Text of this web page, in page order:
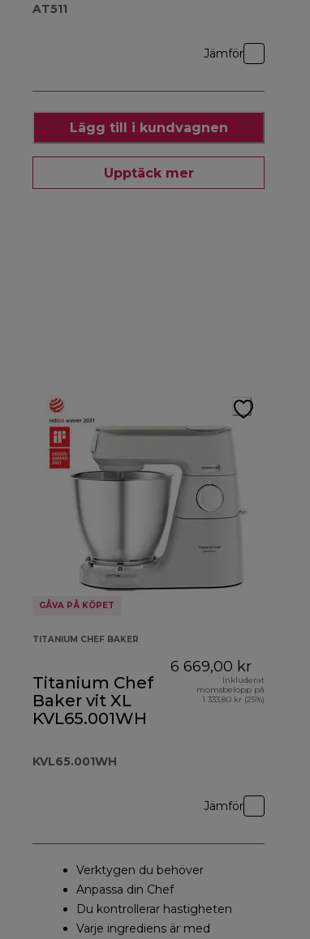
AT511
Jämför
Lägg till i kundvagnen
Upptäck mer
GÅVA PÅ KÖPET
TITANIUM CHEF BAKER
Titanium Chef
Baker vit XL
KVL65.001WH
KVL65.001WH
6 669,00 kr
Inkluderat
momsbelopp på
1 333,80 kr (25%)
Jämför
Verktygen du behöver
Anpassa din Chef
Du kontrollerar hastigheten
Varje ingrediens är med